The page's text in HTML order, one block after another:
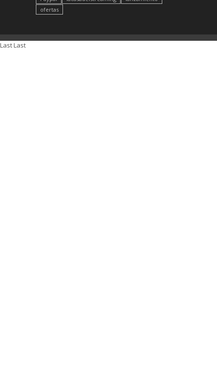
ofertas
LastLast